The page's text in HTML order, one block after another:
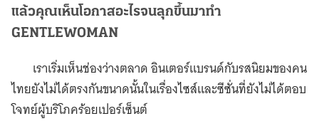
แล้วคุณเห็นโอกาสอะไรจนลุกขึ้นมาทำ
GENTLEWOMAN
เราเริ่มเห็นช่องว่างตลาด อินเตอร์แบรนด์กับรสนิยมของคน
ไทยยังไม่ได้ตรงกันขนาดนั้นในเรื่องไซส์และซีซั่นที่ยังไม่ได้ตอบ
โจทย์ผู้บริโภคร้อยเปอร์เซ็นต์